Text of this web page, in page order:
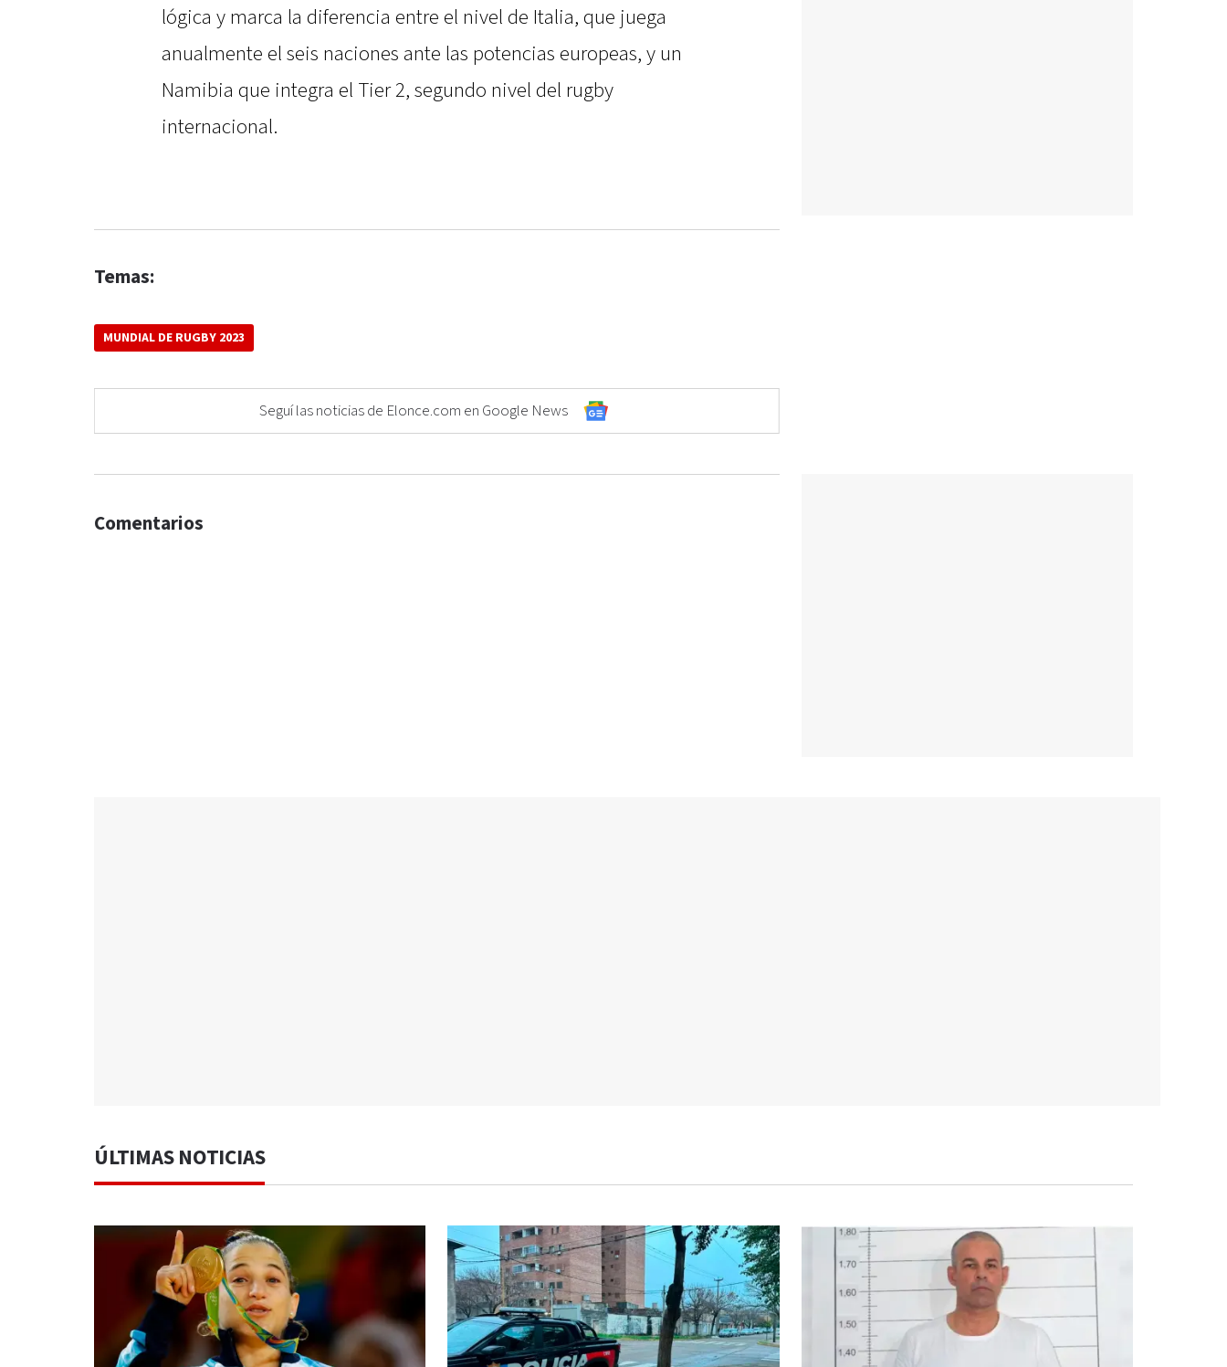
lógica y marca la diferencia entre el nivel de Italia, que juega
anualmente el seis naciones ante las potencias europeas, y un
Namibia que integra el Tier 2, segundo nivel del rugby
internacional.
Temas:
MUNDIAL DE RUGBY 2023
Seguí las noticias de Elonce.com en Google News
Comentarios
ÚLTIMAS NOTICIAS